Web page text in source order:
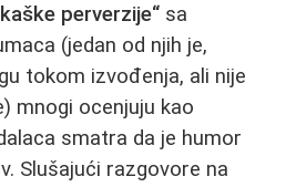
perverzije“ sa
(jedan od njih je,
tokom izvođenja, ali nije
mnogi ocenjuju kao
smatra da je humor
Slušajući razgovore na